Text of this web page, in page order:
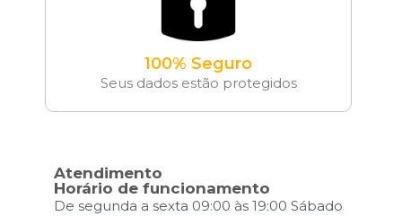
100% Seguro
Seus dados estão protegidos
Atendimento
Horário de funcionamento
De segunda a sexta 09:00 às 19:00 Sábado